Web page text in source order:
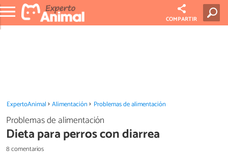
COMPARTIR
ExpertoAnimal Alimentación Problemas de alimentación
Problemas de alimentación
Dieta para perros con diarrea
8 comentarios